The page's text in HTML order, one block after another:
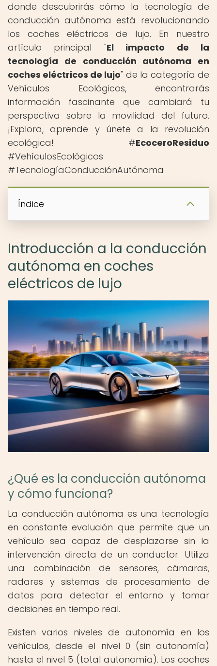
donde descubrirás cómo la tecnología de
conducción autónoma está revolucionando
los coches eléctricos de lujo. En nuestro
artículo principal "El impacto de la
tecnología de conducción autónoma en
coches eléctricos de lujo" de la categoría de
Vehículos Ecológicos, encontrarás
información fascinante que cambiará tu
perspectiva sobre la movilidad del futuro.
¡Explora, aprende y únete a la revolución
ecológica! #EcoceroResiduo
#VehículosEcológicos
#TecnologíaConducciónAutónoma
Índice
Introducción a la conducción
autónoma en coches
eléctricos de lujo
¿Qué es la conducción autónoma
y cómo funciona?
La conducción autónoma es una tecnología
en constante evolución que permite que un
vehículo sea capaz de desplazarse sin la
intervención directa de un conductor. Utiliza
una combinación de sensores, cámaras,
radares y sistemas de procesamiento de
datos para detectar el entorno y tomar
decisiones en tiempo real.
Existen varios niveles de autonomía en los
vehículos, desde el nivel 0 (sin autonomía)
hasta el nivel 5 (total autonomía). Los coches